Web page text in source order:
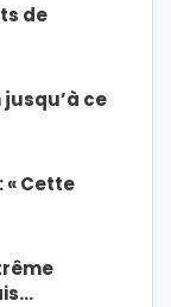
de
ce
Cette